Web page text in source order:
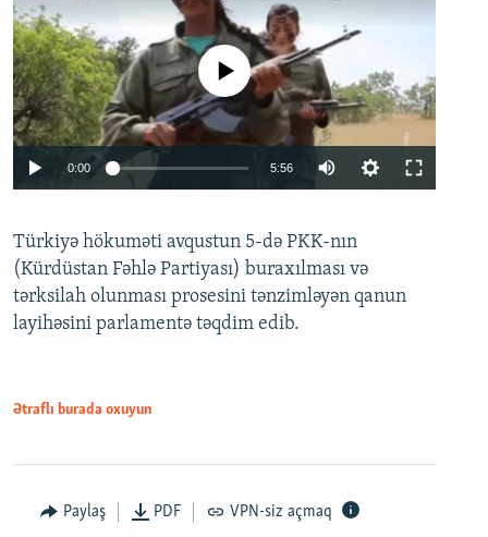
Auto 240p 360p 480p
720p 1080p
No media source currently available
0:00 5:56
360p
480p
Türkiyə hökuməti avqustun 5-də PKK-nın
(Kürdüstan Fəhlə Partiyası) buraxılması və
tərksilah olunması prosesini tənzimləyən qanun
layihəsini parlamentə təqdim edib.
Ətraflı burada oxuyun
Paylaş PDF VPN-siz açmaq